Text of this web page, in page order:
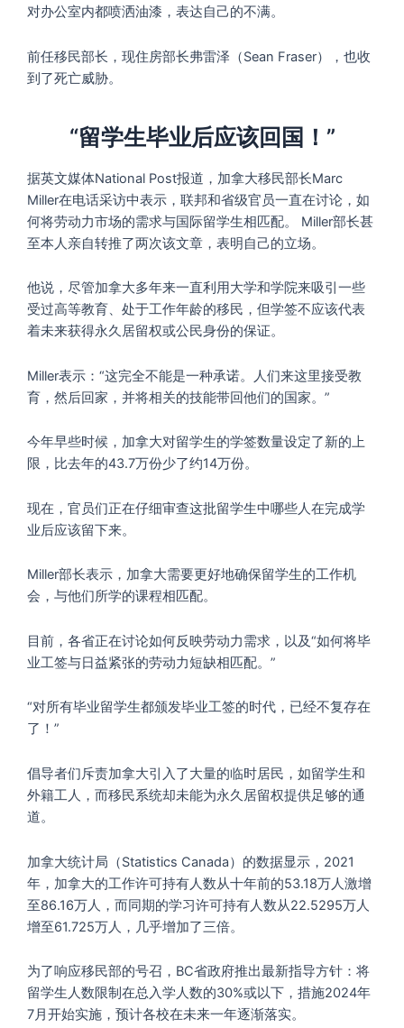
对办公室内都喷洒油漆，表达自己的不满。
前任移民部长，现住房部长弗雷泽（Sean Fraser），也收
到了死亡威胁。
“留学生毕业后应该回国！ ”
据英文媒体National Post报道，加拿大移民部长Marc
Miller在电话采访中表示，联邦和省级官员一直在讨论，如
何将劳动力市场的需求与国际留学生相匹配。 Miller部长甚
至本人亲自转推了两次该文章，表明自己的立场。
他说，尽管加拿大多年来一直利用大学和学院来吸引一些
受过高等教育、处于工作年龄的移民，但学签不应该代表
着未来获得永久居留权或公民身份的保证。
Miller表示：“这完全不能是一种承诺。人们来这里接受教
育，然后回家，并将相关的技能带回他们的国家。”
今年早些时候，加拿大对留学生的学签数量设定了新的上
限，比去年的43.7万份少了约14万份。
现在，官员们正在仔细审查这批留学生中哪些人在完成学
业后应该留下来。
Miller部长表示，加拿大需要更好地确保留学生的工作机
会，与他们所学的课程相匹配。
目前，各省正在讨论如何反映劳动力需求，以及“如何将毕
业工签与日益紧张的劳动力短缺相匹配。”
“对所有毕业留学生都颁发毕业工签的时代，已经不复存在
了！”
倡导者们斥责加拿大引入了大量的临时居民，如留学生和
外籍工人，而移民系统却未能为永久居留权提供足够的通
道。
加拿大统计局（Statistics Canada）的数据显示，2021
年，加拿大的工作许可持有人数从十年前的53.18万人激增
至86.16万人，而同期的学习许可持有人数从22.5295万人
增至61.725万人，几乎增加了三倍。
为了响应移民部的号召，BC省政府推出最新指导方针：将
留学生人数限制在总入学人数的30%或以下，措施2024年
7月开始实施，预计各校在未来一年逐渐落实。